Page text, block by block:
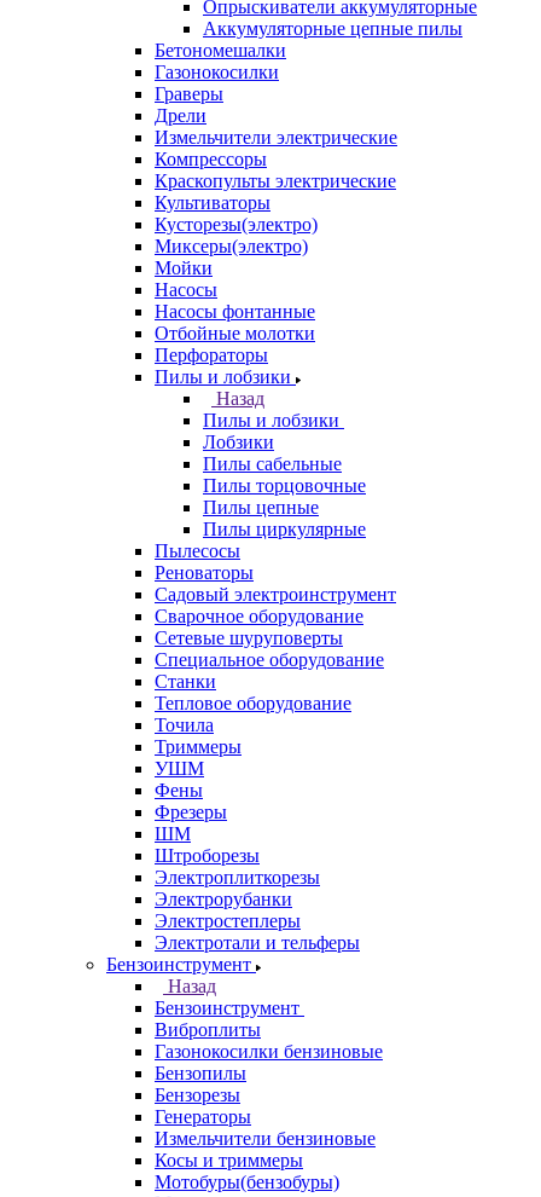
Опрыскиватели аккумуляторные
Аккумуляторные цепные пилы
Бетономешалки
Газонокосилки
Граверы
Дрели
Измельчители электрические
Компрессоры
Краскопульты электрические
Культиваторы
Кусторезы(электро)
Миксеры(электро)
Мойки
Насосы
Насосы фонтанные
Отбойные молотки
Перфораторы
Пилы и лобзики
Назад
Пилы и лобзики
Лобзики
Пилы сабельные
Пилы торцовочные
Пилы цепные
Пилы циркулярные
Пылесосы
Реноваторы
Садовый электроинструмент
Сварочное оборудование
Сетевые шуруповерты
Специальное оборудование
Станки
Тепловое оборудование
Точила
Триммеры
УШМ
Фены
Фрезеры
ШМ
Штроборезы
Электроплиткорезы
Электрорубанки
Электростеплеры
Электротали и тельферы
Бензоинструмент
Назад
Бензоинструмент
Виброплиты
Газонокосилки бензиновые
Бензопилы
Бензорезы
Генераторы
Измельчители бензиновые
Косы и триммеры
Мотобуры(бензобуры)